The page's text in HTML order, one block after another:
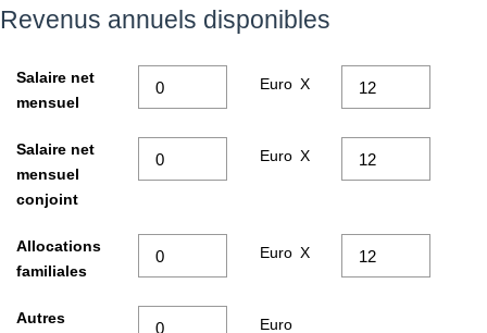
Revenus annuels disponibles
Salaire net
mensuel
Euro X
Salaire net
mensuel
conjoint
Euro X
Allocations
familiales
Euro X
Autres
Euro